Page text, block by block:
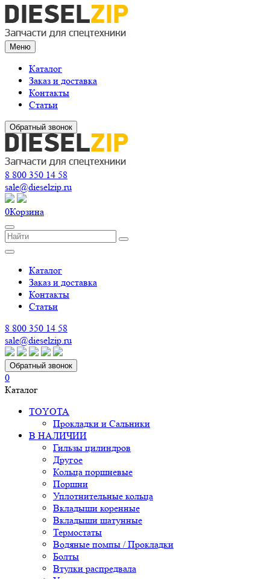
Меню
Каталог
Заказ и доставка
Контакты
Статьи
Обратный звонок
8 800 350 14 58
sale@dieselzip.ru
0Корзина
Каталог
Заказ и доставка
Контакты
Статьи
8 800 350 14 58
sale@dieselzip.ru
Обратный звонок
0
Каталог
TOYOTA
Прокладки и Сальники
В НАЛИЧИИ
Гильзы цилиндров
Другое
Кольца поршневые
Поршни
Уплотнительные кольца
Вкладыши коренные
Вкладыши шатунные
Термостаты
Водяные помпы / Прокладки
Болты
Втулки распредвала